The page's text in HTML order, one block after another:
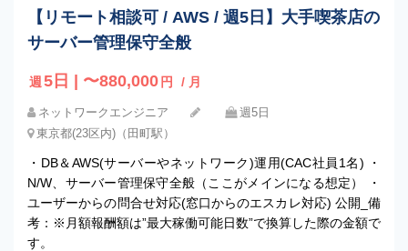
【リモート相談可 / AWS / 週5日】大手喫茶店の
サーバー管理保守全般
週 5日 | 〜880,000 円 / 月
ネットワークエンジニア
週5日
東京都(23区内)（田町駅）
・DB＆AWS(サーバーやネットワーク)運用(CAC社員1名) ・
N/W、サーバー管理保守全般（ここがメインになる想定） ・
ユーザーからの問合せ対応(窓口からのエスカレ対応) 公開_備
考：※月額報酬額は”最大稼働可能日数”で換算した際の金額で
す。